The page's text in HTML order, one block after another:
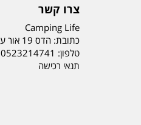
צרו קשר
Camping Life
כתובת: הדס 19 אור עקיבא
טלפון: 0523214741
תנאי רכישה